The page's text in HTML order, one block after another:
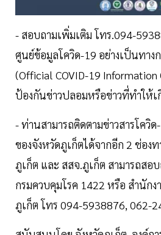
- สอบถามเพิ่มเติม โทร.094-
ศูนย์ข้อมูลโควิด-19 อย่างเป็นทาง
(Official COVID-19
ป้องกันข่าวปลอมหรือข่าวที่ทำให้
- ท่านสามารถติดตามข่าวสารโควิด
ของจังหวัดภูเก็ตได้จากอีก 2 ช่อง
ภูเก็ต และ สสจ.ภูเก็ต สามารถสอ
กรมควบคุมโรค 1422 หรือ สำนัก
ภูเก็ต โทร 094-5938876, 062-